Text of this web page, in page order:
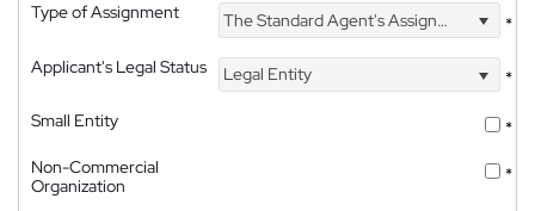
Type of Assignment The Standard Agent's Assignment
*
Applicant's Legal Status
Legal Entity
*
Small Entity
*
Non-Commercial
Organization
*